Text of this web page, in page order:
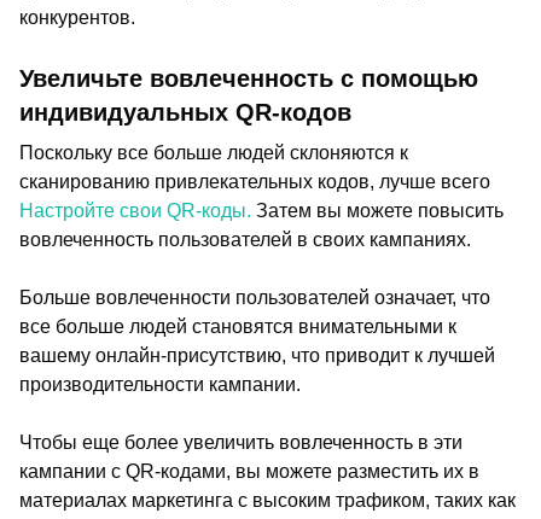
конкурентов.
Увеличьте вовлеченность с помощью
индивидуальных QR-кодов
Поскольку все больше людей склоняются к
сканированию привлекательных кодов, лучше всего
Настройте свои QR-коды. Затем вы можете повысить
вовлеченность пользователей в своих кампаниях.
Больше вовлеченности пользователей означает, что
все больше людей становятся внимательными к
вашему онлайн-присутствию, что приводит к лучшей
производительности кампании.
Чтобы еще более увеличить вовлеченность в эти
кампании с QR-кодами, вы можете разместить их в
материалах маркетинга с высоким трафиком, таких как